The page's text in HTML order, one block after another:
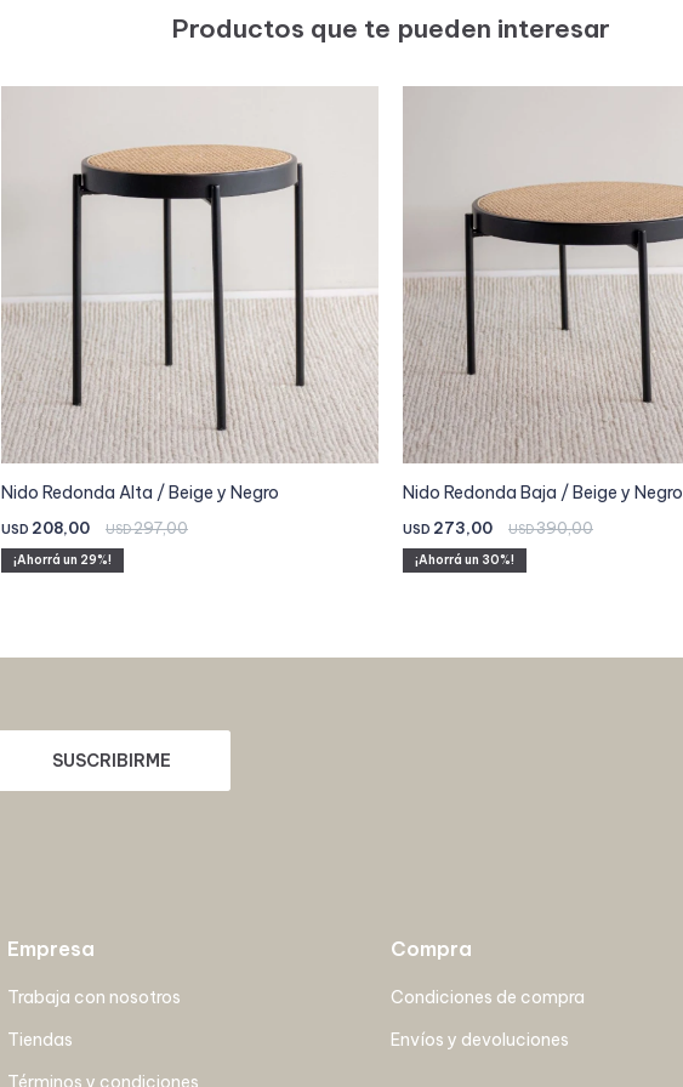
Productos que te pueden interesar
Nido Redonda Alta / Beige y Negro
USD 208,00 USD297,00
29
Nido Redonda Baja / Beige y Negro
USD 273,00 USD390,00
30
SUSCRIBIRME
Empresa
Trabaja con nosotros
Tiendas
Términos y condiciones
Compra
Condiciones de compra
Envíos y devoluciones